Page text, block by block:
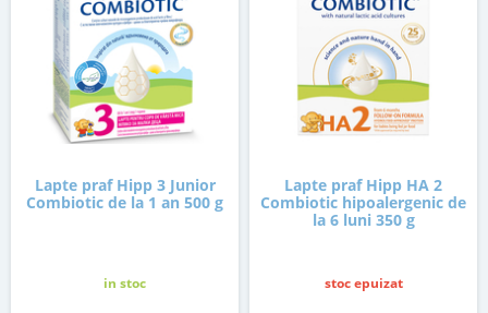
Lapte praf Hipp 3 Junior
Combiotic de la 1 an 500 g
in stoc
Lapte praf Hipp HA 2
Combiotic hipoalergenic de
la 6 luni 350 g
stoc epuizat